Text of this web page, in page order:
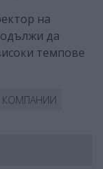
на
да
темпове
КОМПАНИИ